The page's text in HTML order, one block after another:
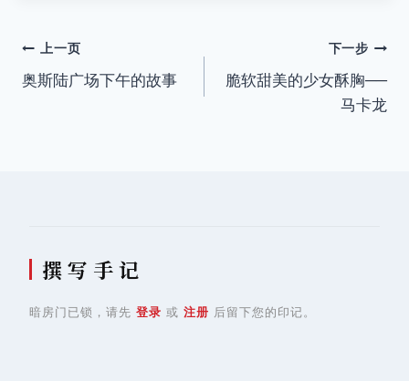
文
章
上一页
奥斯陆广场下午的故事
下一步
脆软甜美的少女酥胸──
马卡龙
撰 写 手 记
暗房门已锁，请先 登录 或 注册 后留下您的印记。